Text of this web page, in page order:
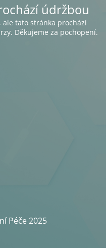
údržbou
ale tato stránka prochází
Děkujeme za pochopení.
Péče 2025